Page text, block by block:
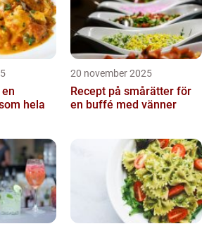
hela
20 november 2025
Recept på smårätter för
en buffé med vänner